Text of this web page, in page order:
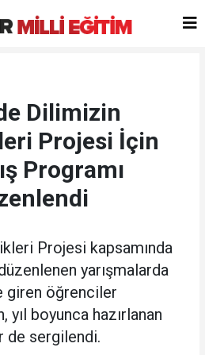
Dilimizin
Projesi İçin
Programı
Projesi kapsamında
yarışmalarda
giren öğrenciler
boyunca hazırlanan
de sergilendi.